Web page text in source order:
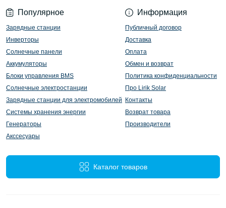
Популярное
Зарядные станции
Инверторы
Солнечные панели
Аккумуляторы
Блоки управления BMS
Солнечные электростанции
Зарядные станции для электромобилей
Системы хранения энергии
Генераторы
Акссесуары
Информация
Публичный договор
Доставка
Оплата
Обмен и возврат
Политика конфиденциальности
Про Lirik Solar
Контакты
Возврат товара
Производители
Каталог товаров